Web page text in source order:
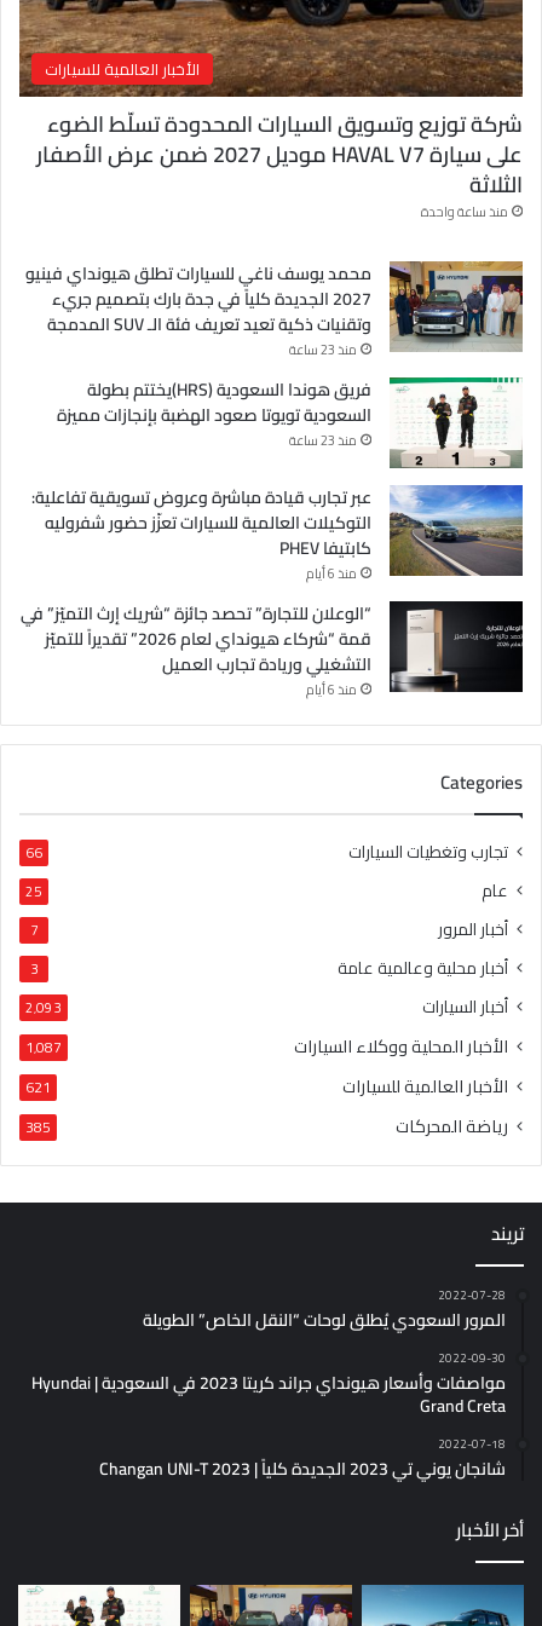
الأخبار العالمية للسيارات
شركة توزيع وتسويق السيارات المحدودة تسلّط الضوء
على سيارة HAVAL V7 موديل 2027 ضمن عرض الأصفار
الثلاثة
منذ ساعة واحدة
محمد يوسف ناغي للسيارات تطلق هيونداي فينيو
2027 الجديدة كلياً في جدة بارك بتصميم جريء
وتقنيات ذكية تعيد تعريف فئة الـ SUV المدمجة
منذ 23 ساعة
فريق هوندا السعودية (HRS)يختتم بطولة
السعودية تويوتا صعود الهضبة بإنجازات مميزة
منذ 23 ساعة
عبر تجارب قيادة مباشرة وعروض تسويقية تفاعلية:
التوكيلات العالمية للسيارات تعزّز حضور شفروليه
كابتيفا PHEV
منذ 6 أيام
“الوعلان للتجارة” تحصد جائزة “شريك إرث التميّز” في
قمة “شركاء هيونداي لعام 2026” تقديراً للتميّز
التشغيلي وريادة تجارب العميل
منذ 6 أيام
Categories
تجارب وتغطيات السيارات 66
عام 25
أخبار المرور 7
أخبار محلية وعالمية عامة 3
أخبار السيارات 2٬093
الأخبار المحلية ووكلاء السيارات 1٬087
الأخبار العالمية للسيارات 621
رياضة المحركات 385
تريند
2022-07-28
المرور السعودي يُطلق لوحات “النقل الخاص” الطويلة
2022-09-30
مواصفات وأسعار هيونداي جراند كريتا 2023 في السعودية | Hyundai
Grand Creta
2022-07-18
شانجان يوني تي 2023 الجديدة كلياً | Changan UNI-T 2023
أخر الأخبار